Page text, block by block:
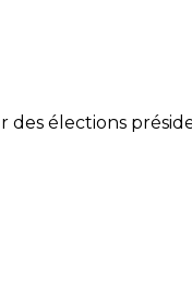
élections